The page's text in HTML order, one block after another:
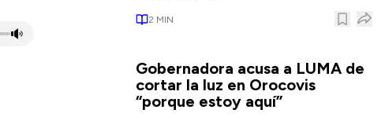
2 MIN
Gobernadora acusa a LUMA de
cortar la luz en Orocovis
“porque estoy aquí”